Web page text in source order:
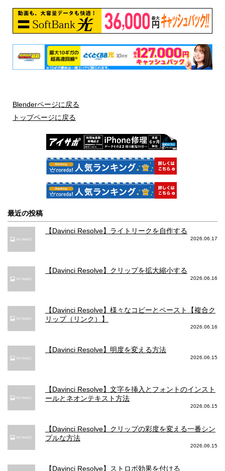
Blenderページに戻る
トップページに戻る
最近の投稿
【Davinci Resolve】ライトリークを自作する
2026.06.17
【Davinci Resolve】クリップを拡大縮小する
2026.06.16
【Davinci Resolve】様々なコピーとペースト【複合ク
リップ（リンク）】
2026.06.16
【Davinci Resolve】明度を変える方法
2026.06.15
【Davinci Resolve】文字を挿入とフォントのインスト
ールとネオンテキスト方法
2026.06.15
【Davinci Resolve】クリップの彩度を変える一番シン
プルな方法
2026.06.15
【Davinci Resolve】ストロボ効果を付ける